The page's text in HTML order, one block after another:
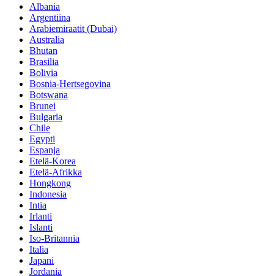
Albania
Argentiina
Arabiemiraatit (Dubai)
Australia
Bhutan
Brasilia
Bolivia
Bosnia-Hertsegovina
Botswana
Brunei
Bulgaria
Chile
Egypti
Espanja
Etelä-Korea
Etelä-Afrikka
Hongkong
Indonesia
Intia
Irlanti
Islanti
Iso-Britannia
Italia
Japani
Jordania